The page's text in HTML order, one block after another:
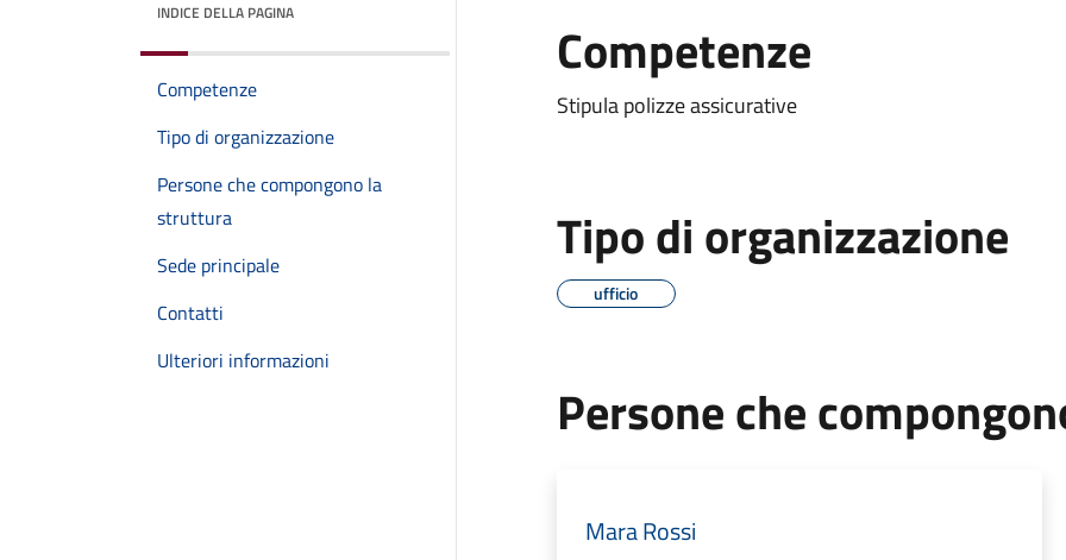
INDICE DELLA PAGINA
Competenze
Tipo di organizzazione
Persone che compongono la
struttura
Sede principale
Contatti
Ulteriori informazioni
Competenze
Stipula polizze assicurative
Tipo di organizzazione
ufficio
Persone che
Mara Rossi